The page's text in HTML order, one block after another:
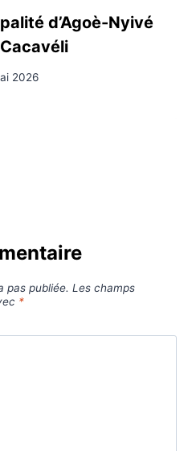
d’Agoè-Nyivé
Cacavéli
2026
pas publiée. Les champs
*